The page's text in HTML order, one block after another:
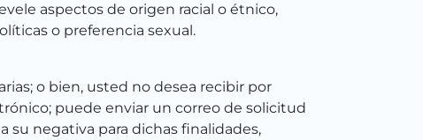
aspectos de origen racial o étnico,
o preferencia sexual.
o bien, usted no desea recibir por
puede enviar un correo de solicitud
negativa para dichas finalidades,